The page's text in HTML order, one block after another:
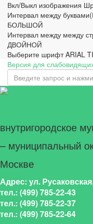
Вкл/Выкл изображения
Интервал между
БОЛЬШОЙ
Интервал между между
ДВОЙНОЙ
Выберите шрифтARIAL
Версия для
внутригородское
– муниципальный
Москве
Адрес: ул.
тел.: (499) 785-22-43
тел.: (499) 785-22-37
тел.: (499) 785-22-64